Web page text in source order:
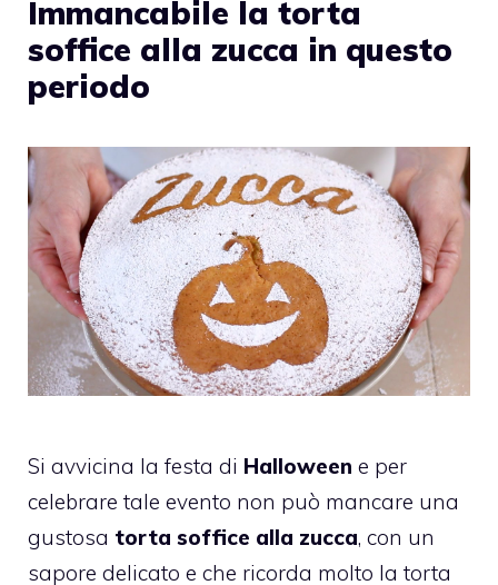
Immancabile la torta
soffice alla zucca in questo
periodo
Si avvicina la festa di Halloween e per
celebrare tale evento non può mancare una
gustosa torta soffice alla zucca, con un
sapore delicato e che ricorda molto la torta